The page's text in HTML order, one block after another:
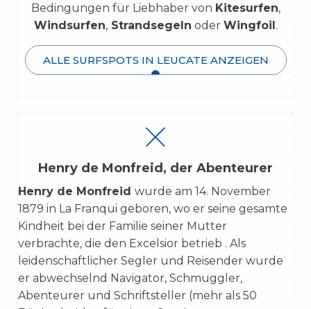
Bedingungen für Liebhaber von Kitesurfen,
Windsurfen,Strandsegeln oder Wingfoil.
ALLE SURFSPOTS IN LEUCATE ANZEIGEN
Henry de Monfreid, der Abenteurer
Henry de Monfreid wurde am 14. November
1879 in La Franqui geboren, wo er seine gesamte
Kindheit bei der Familie seiner Mutter
verbrachte, die den Excelsior betrieb . Als
leidenschaftlicher Segler und Reisender wurde
er abwechselnd Navigator, Schmuggler,
Abenteurer und Schriftsteller (mehr als 50